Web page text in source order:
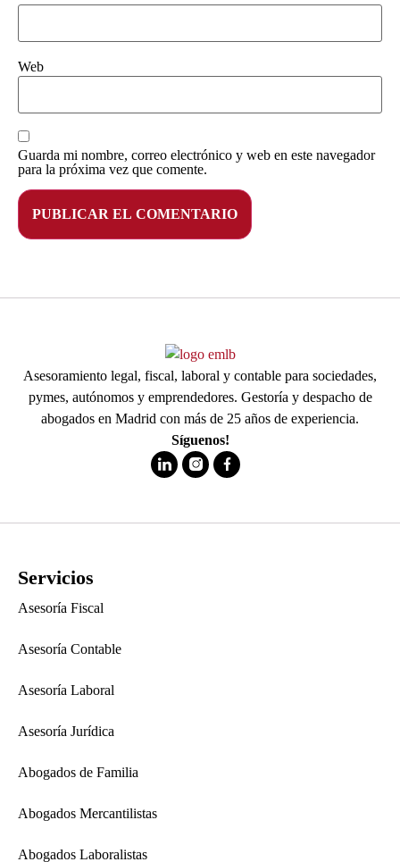
Web
Guarda mi nombre, correo electrónico y web en este navegador
para la próxima vez que comente.
Asesoramiento legal, fiscal, laboral y contable para sociedades,
pymes, autónomos y emprendedores. Gestoría y despacho de
abogados en Madrid con más de 25 años de experiencia.
Síguenos!
Servicios
Asesoría Fiscal
Asesoría Contable
Asesoría Laboral
Asesoría Jurídica
Abogados de Familia
Abogados Mercantilistas
Abogados Laboralistas